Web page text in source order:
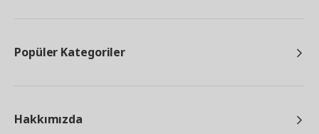
Popüler Kategoriler
Hakkımızda